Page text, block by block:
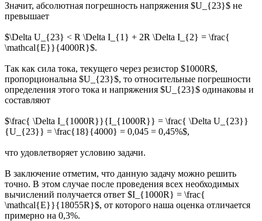
Значит, абсолютная погрешность напряжения $U_{23}$ не
превышает
$\Delta U_{23} < R \Delta I_{1} + 2R \Delta I_{2} = \frac{
\mathcal{E}}{4000R}$.
Так как сила тока, текущего через резистор $1000R$,
пропорциональна $U_{23}$, то относительные погрешности
определения этого тока и напряжения $U_{23}$ одинаковы и
составляют
$\frac{ \Delta I_{1000R}}{I_{1000R}} = \frac{ \Delta U_{23}}
{U_{23}} = \frac{18}{4000} = 0,045 = 0,45%$,
что удовлетворяет условию задачи.
В заключение отметим, что данную задачу можно решить
точно. В этом случае после проведения всех необходимых
вычислений получается ответ $I_{1000R} = \frac{
\mathcal{E}}{18055R}$, от которого наша оценка отличается
примерно на 0,3%.